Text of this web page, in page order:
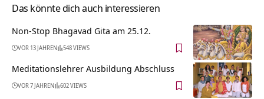
Das könnte dich auch interessieren
Non-Stop Bhagavad Gita am 25.12.
VOR 13 JAHREN 548 VIEWS
Meditationslehrer Ausbildung Abschluss
VOR 7 JAHREN 602 VIEWS